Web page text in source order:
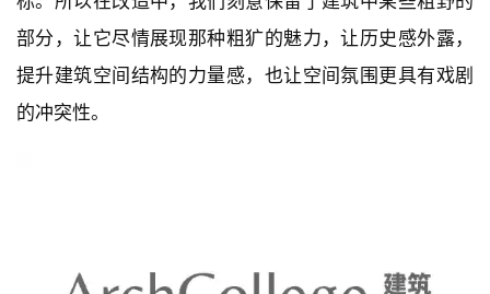
耀下，光影的变幻之间，竟然消除了原本该有的落魄